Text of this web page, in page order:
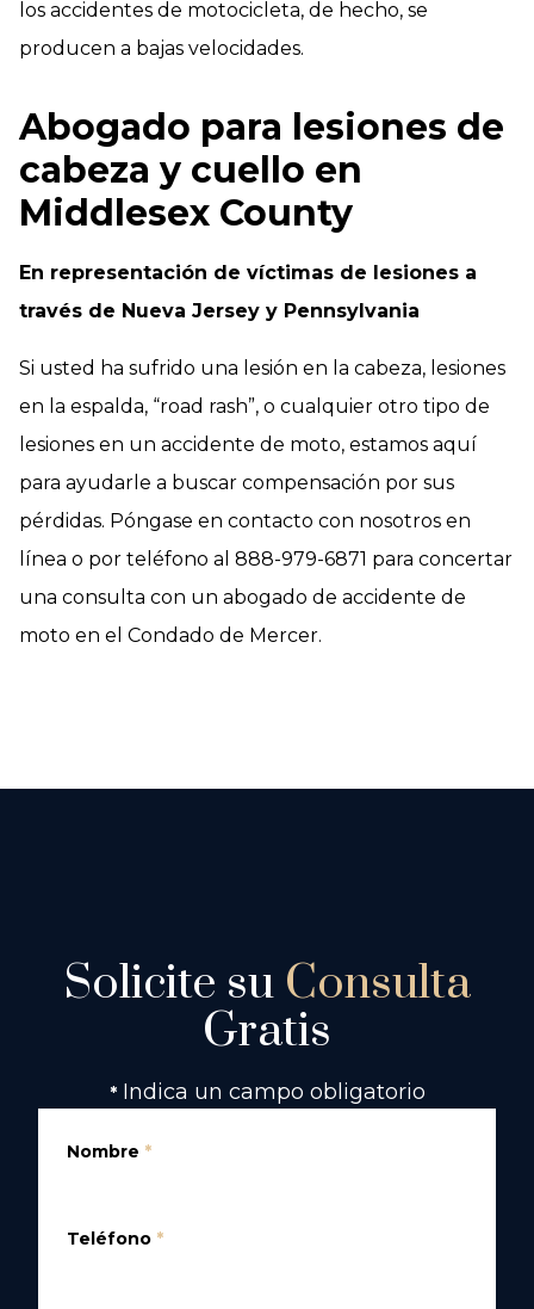
los accidentes de motocicleta, de hecho, se
producen a bajas velocidades.
Abogado para lesiones de
cabeza y cuello en
Middlesex County
En representación de víctimas de lesiones a
través de Nueva Jersey y Pennsylvania
Si usted ha sufrido una lesión en la cabeza, lesiones
en la espalda, “road rash”, o cualquier otro tipo de
lesiones en un accidente de moto, estamos aquí
para ayudarle a buscar compensación por sus
pérdidas. Póngase en contacto con nosotros en
línea o por teléfono al 888-979-6871 para concertar
una consulta con un abogado de accidente de
moto en el Condado de Mercer.
Solicite su Consulta
Gratis
* Indica un campo obligatorio
Nombre *
Teléfono *